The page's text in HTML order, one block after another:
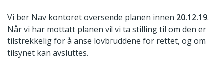
Vi ber Nav kontoret oversende planen innen 20.12.19.
Når vi har mottatt planen vil vi ta stilling til om den er
tilstrekkelig for å anse lovbruddene for rettet, og om
tilsynet kan avsluttes.